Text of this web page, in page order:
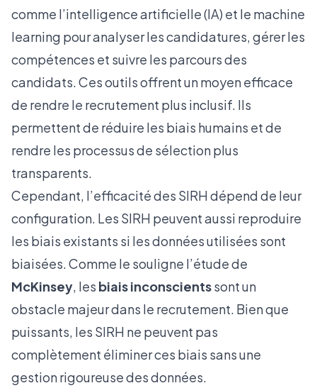
comme l’intelligence artificielle (IA) et le machine
learning pour analyser les candidatures, gérer les
compétences et suivre les parcours des
candidats. Ces outils offrent un moyen efficace
de rendre le recrutement plus inclusif. Ils
permettent de réduire les biais humains et de
rendre les processus de sélection plus
transparents.
Cependant, l’efficacité des SIRH dépend de leur
configuration. Les SIRH peuvent aussi reproduire
les biais existants si les données utilisées sont
biaisées. Comme le souligne l’étude de
McKinsey, les biais inconscientssont un
obstacle majeur dans le recrutement. Bien que
puissants, les SIRH ne peuvent pas
complètement éliminer ces biais sans une
gestion rigoureuse des données.